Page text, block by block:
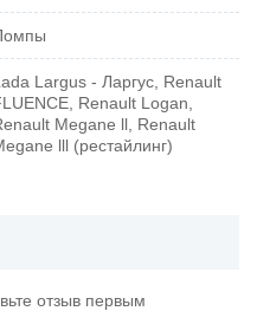
Largus - Ларгус, Renault
Renault Logan,
Megane ll, Renault
lll (рестайлинг)
отзыв первым